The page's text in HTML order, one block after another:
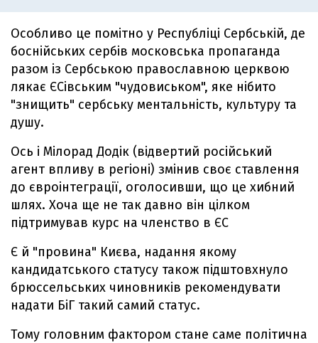
Особливо це помітно у Республіці Сербській, де
боснійських сербів московська пропаганда
разом із Сербською православною церквою
лякає ЄСівським "чудовиськом", яке нібито
"знищить" сербську ментальність, культуру та
душу.
Ось і Мілорад Додік (відвертий російський
агент впливу в регіоні) змінив своє ставлення
до євроінтеграції, оголосивши, що це хибний
шлях. Хоча ще не так давно він цілком
підтримував курс на членство в ЄС
Є й "провина" Києва, надання якому
кандидатського статусу також підштовхнуло
брюссельських чиновників рекомендувати
надати БіГ такий самий статус.
Тому головним фактором стане саме політична